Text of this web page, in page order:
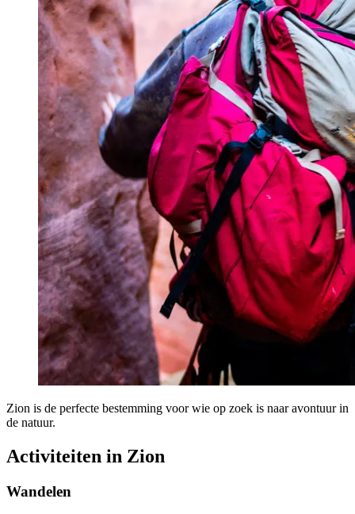
Zion is de perfecte bestemming voor wie op zoek is naar avontuur in
de natuur.
Activiteiten in Zion
Wandelen